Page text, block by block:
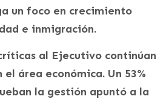
un foco en crecimiento
e inmigración.
al Ejecutivo continúan
el área económica. Un 53%
la gestión apuntó a la